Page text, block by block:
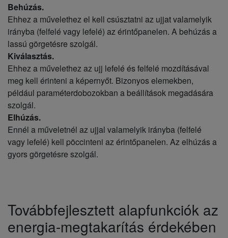
Behúzás.
Ehhez a művelethez el kell csúsztatni az ujjat valamelyik
irányba (felfelé vagy lefelé) az érintőpanelen. A behúzás a
lassú görgetésre szolgál.
Kiválasztás.
Ehhez a művelethez az ujj lefelé és felfelé mozdításával
meg kell érinteni a képernyőt. Bizonyos elemekben,
például paraméterdobozokban a beállítások megadására
szolgál.
Elhúzás.
Ennél a műveletnél az ujjal valamelyik irányba (felfelé
vagy lefelé) kell pöccinteni az érintőpanelen. Az elhúzás a
gyors görgetésre szolgál.
Továbbfejlesztett alapfunkciók az
energia-megtakarítás érdekében